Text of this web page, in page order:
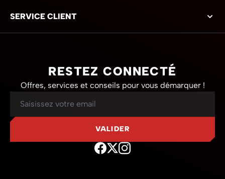
SERVICE CLIENT
RESTEZ CONNECTÉ
Offres, services et conseils pour vous démarquer !
VALIDER